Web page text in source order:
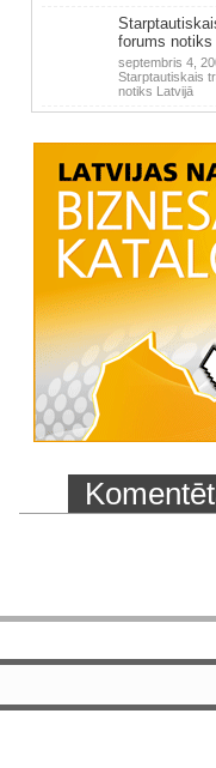
forums notiks
septembris 4,
Starptautiskais
notiks Latvijā